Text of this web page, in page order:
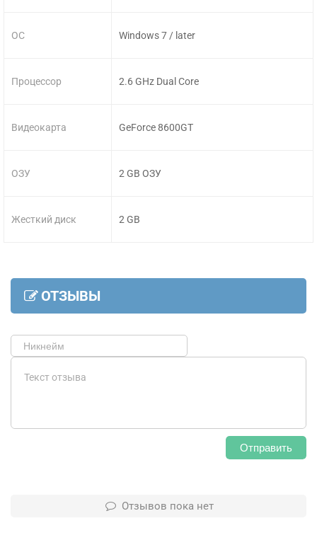
ОС
Процессор
Видеокарта
ОЗУ
Жесткий диск
Windows 7 / later
2.6 GHz Dual Core
GeForce 8600GT
2 GB ОЗУ
2 GB
ОТЗЫВЫ
Отправить
Отзывов пока нет